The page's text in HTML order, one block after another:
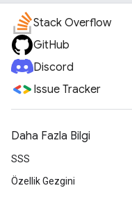
Stack Overflow
GitHub
Discord
Issue Tracker
Daha Fazla Bilgi
SSS
Özellik Gezgini